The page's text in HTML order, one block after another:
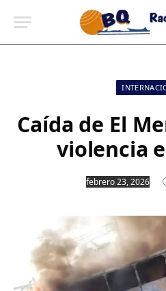
Caída de El
violencia
febrero 23, 2026